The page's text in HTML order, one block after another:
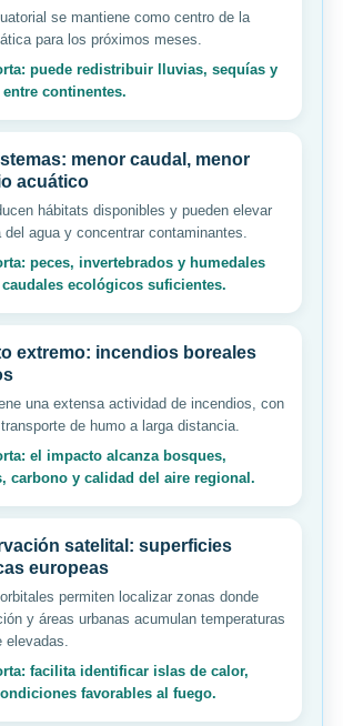
se mantiene como centro de la
para los próximos meses.
puede redistribuir lluvias, sequías y
continentes.
menor caudal, menor
acuático
hábitats disponibles y pueden elevar
del agua y concentrar contaminantes.
peces, invertebrados y humedales
ecológicos suficientes.
extremo: incendios boreales
una extensa actividad de incendios, con
de humo a larga distancia.
el impacto alcanza bosques,
carbono y calidad del aire regional.
satelital: superficies
europeas
permiten localizar zonas donde
y áreas urbanas acumulan temperaturas
elevadas.
facilita identificar islas de calor,
favorables al fuego.